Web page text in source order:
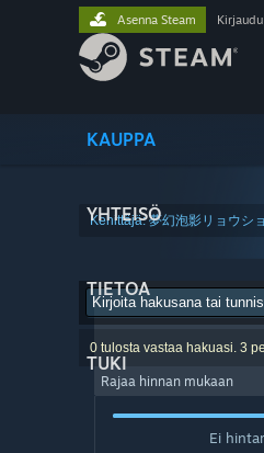
KAUPPA
YHTEISÖ
TIETOA
TUKI
Asenna Steam
Kehittäjä: 夢幻泡影リョウシ
0 tulosta vastaa hakuasi. 3
Rajaa hinnan mukaan
Ei